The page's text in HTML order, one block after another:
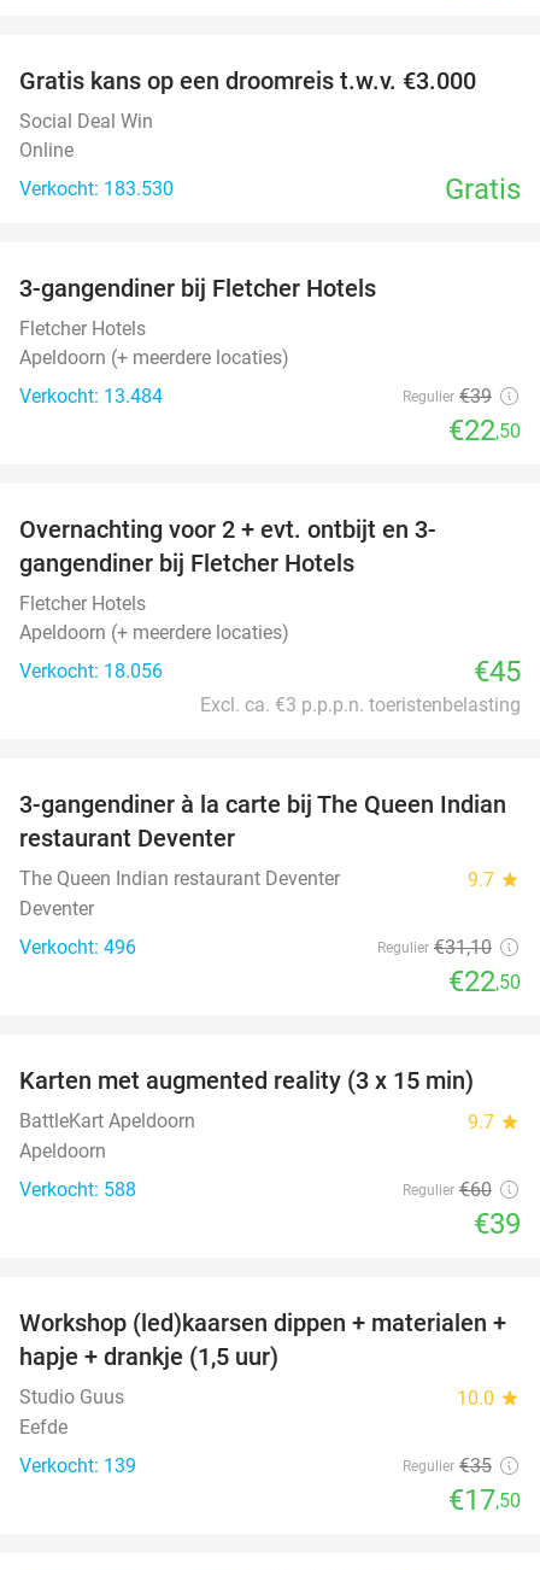
Gratis kans op een droomreis t.w.v. €3.000
Social Deal Win
Online
Verkocht: 183.530
Gratis
3-gangendiner bij Fletcher Hotels
Fletcher Hotels
Apeldoorn (+ meerdere locaties)
Verkocht: 13.484
Regulier €39
€22,50
Overnachting voor 2 + evt. ontbijt en 3-
gangendiner bij Fletcher Hotels
Fletcher Hotels
Apeldoorn (+ meerdere locaties)
Verkocht: 18.056
€45
Excl. ca. €3 p.p.p.n. toeristenbelasting
28%
3-gangendiner à la carte bij The Queen Indian
restaurant Deventer
The Queen Indian restaurant Deventer 9.7 star
Deventer
Verkocht: 496
Regulier €31,10
€22,50
35%
Karten met augmented reality (3 x 15 min)
BattleKart Apeldoorn 9.7 star
Apeldoorn
Verkocht: 588
Regulier €60
€39
50%
Workshop (led)kaarsen dippen + materialen +
hapje + drankje (1,5 uur)
Studio Guus 10.0 star
Eefde
Verkocht: 139
Regulier €35
€17,50